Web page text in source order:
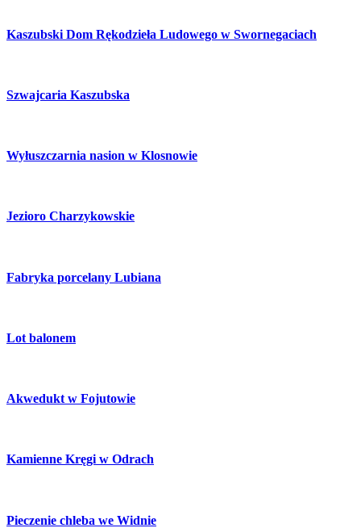
Kaszubski Dom Rękodzieła Ludowego w Swornegaciach
Szwajcaria Kaszubska
Wyłuszczarnia nasion w Klosnowie
Jezioro Charzykowskie
Fabryka porcelany Lubiana
Lot balonem
Akwedukt w Fojutowie
Kamienne Kręgi w Odrach
Pieczenie chleba we Widnie